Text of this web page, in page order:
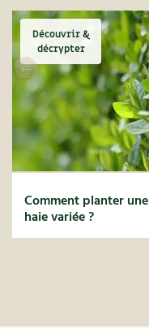
Découvrir &
décrypter
Comment planter une
haie variée ?